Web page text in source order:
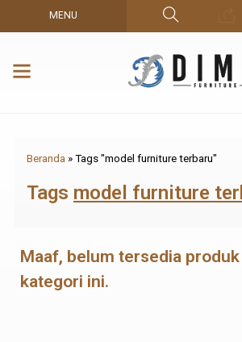
MENU
Beranda »Tags "model furniture terbaru"
Tags model furniture
Maaf, belum tersedia
kategori ini.